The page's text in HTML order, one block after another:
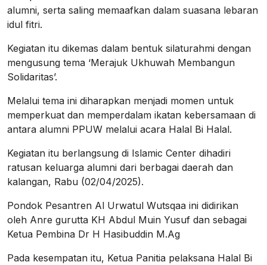
alumni, serta saling memaafkan dalam suasana lebaran
idul fitri.
Kegiatan itu dikemas dalam bentuk silaturahmi dengan
mengusung tema ‘Merajuk Ukhuwah Membangun
Solidaritas’.
Melalui tema ini diharapkan menjadi momen untuk
memperkuat dan memperdalam ikatan kebersamaan di
antara alumni PPUW melalui acara Halal Bi Halal.
Kegiatan itu berlangsung di Islamic Center dihadiri
ratusan keluarga alumni dari berbagai daerah dan
kalangan, Rabu (02/04/2025).
Pondok Pesantren Al Urwatul Wutsqaa ini didirikan
oleh Anre gurutta KH Abdul Muin Yusuf dan sebagai
Ketua Pembina Dr H Hasibuddin M.Ag
Pada kesempatan itu, Ketua Panitia pelaksana Halal Bi